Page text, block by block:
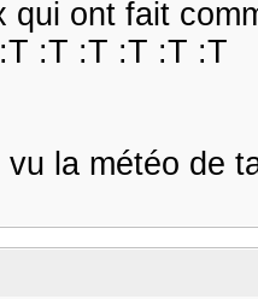
qui ont fait
:T :T :T :T :T
la météo de